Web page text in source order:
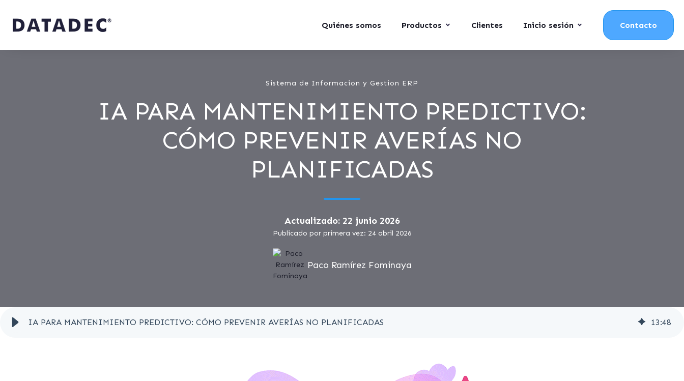
Quiénes somos Productos Clientes Inicio sesión Contacto
Sistema de Informacion y Gestion ERP
IA PARA MANTENIMIENTO PREDICTIVO:
CÓMO PREVENIR AVERÍAS NO
PLANIFICADAS
Actualizado: 22 junio 2026
Publicado por primera vez: 24 abril 2026
Paco Ramírez Fominaya
IA PARA MANTENIMIENTO PREDICTIVO: CÓMO PREVENIR AVERÍAS NO PLANIFICADAS 13:48